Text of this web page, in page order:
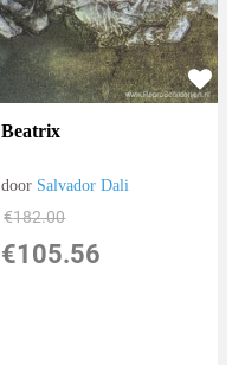
Beatrix
door Salvador Dali
€182.00
€105.56